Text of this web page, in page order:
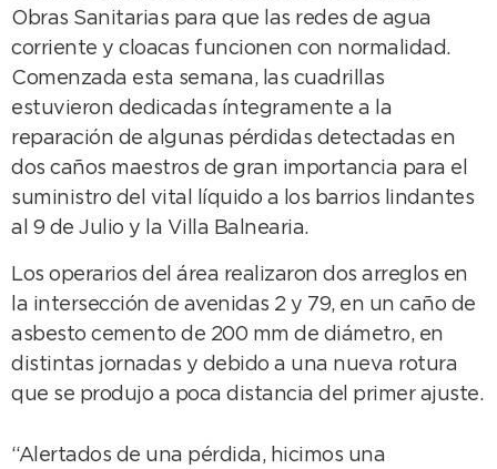
Obras Sanitarias para que las redes de agua
corriente y cloacas funcionen con normalidad.
Comenzada esta semana, las cuadrillas
estuvieron dedicadas íntegramente a la
reparación de algunas pérdidas detectadas en
dos caños maestros de gran importancia para el
suministro del vital líquido a los barrios lindantes
al 9 de Julio y la Villa Balnearia.
Los operarios del área realizaron dos arreglos en
la intersección de avenidas 2 y 79, en un caño de
asbesto cemento de 200 mm de diámetro, en
distintas jornadas y debido a una nueva rotura
que se produjo a poca distancia del primer ajuste.
“Alertados de una pérdida, hicimos una